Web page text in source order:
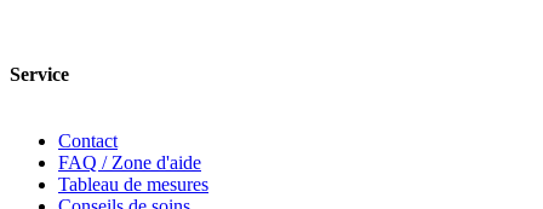
Service
Contact
FAQ / Zone d'aide
Tableau de mesures